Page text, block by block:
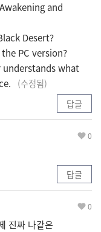
and
Desert?
PC version?
what
(수정됨)
답글
0
답글
0
진짜 나같은